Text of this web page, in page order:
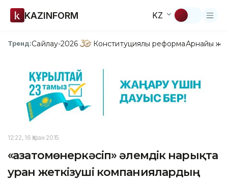
KAZINFORM KZ
Тренд:Сайлау-2026 Конституциялық реформаАрнайы
12:22, 16 Қазан 2015
«Қазатомөнеркәсіп» әлемдік нарықта
уран жеткізуші компаниялардың